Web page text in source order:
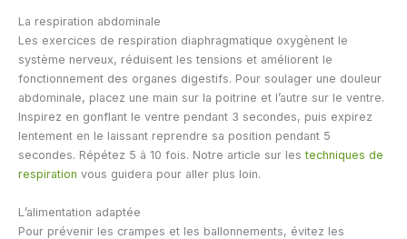
La respiration abdominale
Les exercices de respiration diaphragmatique oxygènent le
système nerveux, réduisent les tensions et améliorent le
fonctionnement des organes digestifs. Pour soulager une douleur
abdominale, placez une main sur la poitrine et l’autre sur le ventre.
Inspirez en gonflant le ventre pendant 3 secondes, puis expirez
lentement en le laissant reprendre sa position pendant 5
secondes. Répétez 5 à 10 fois. Notre article sur lestechniques de
respiration vous guidera pour aller plus loin.
L’alimentation adaptée
Pour prévenir les crampes et les ballonnements, évitez les